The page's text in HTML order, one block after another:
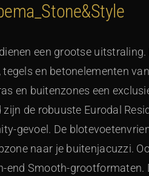
een grootse
en betonelementen
en buitenzones een
de robuuste Eurodal
gevoel. De
naar je buitenjacuzzi.
end Smooth-